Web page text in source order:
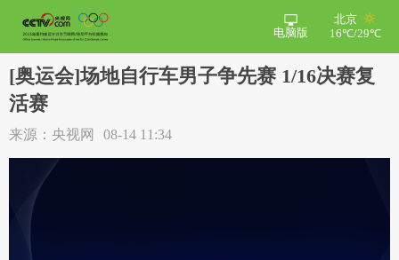
北京
16℃/29℃
电脑版
[奥运会]场地自行车男子争先赛 1/16决赛复
活赛
来源：央视网 08-14 11:34